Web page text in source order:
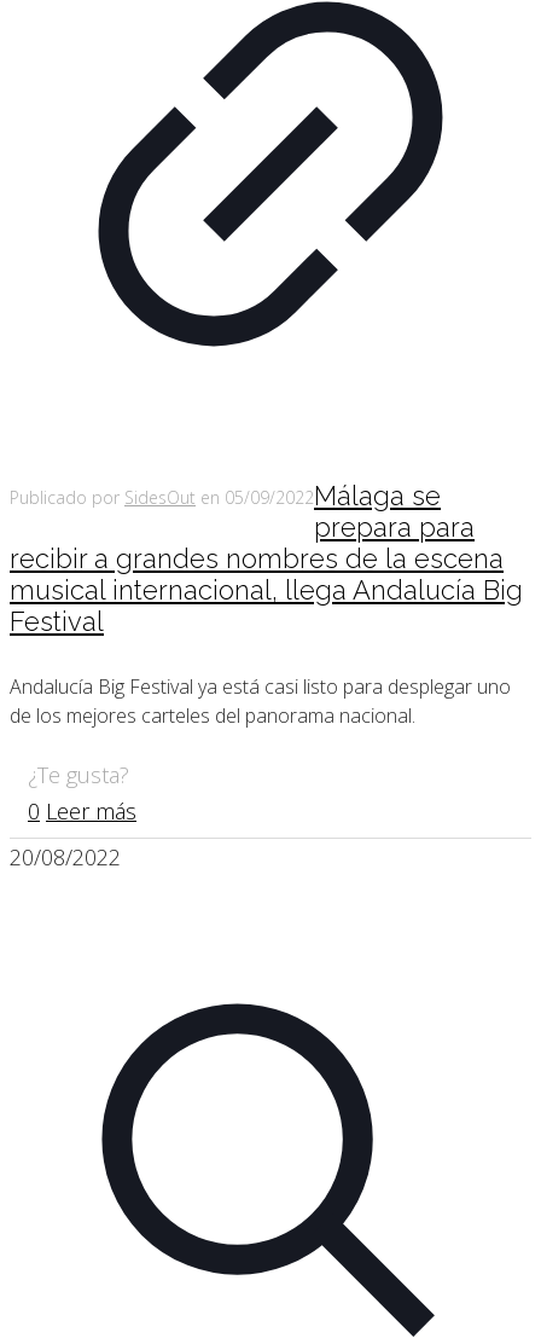
Publicado por SidesOut en 05/09/2022Málaga se
prepara para
recibir a grandes nombres de la escena
musical internacional, llega Andalucía Big
Festival
Andalucía Big Festival ya está casi listo para desplegar uno
de los mejores carteles del panorama nacional.
¿Te gusta?
0 Leer más
20/08/2022